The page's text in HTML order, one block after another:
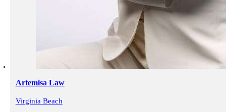
Artemisa Law
Virginia Beach